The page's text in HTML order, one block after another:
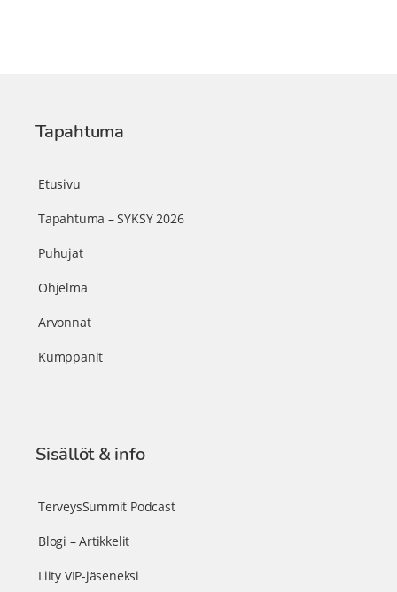
Tapahtuma
Etusivu
Tapahtuma – SYKSY 2026
Puhujat
Ohjelma
Arvonnat
Kumppanit
Sisällöt & info
TerveysSummit Podcast
Blogi – Artikkelit
Liity VIP-jäseneksi